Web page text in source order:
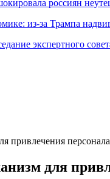
россиян
из-за Трампа
экспертного
привлечения персонала
для